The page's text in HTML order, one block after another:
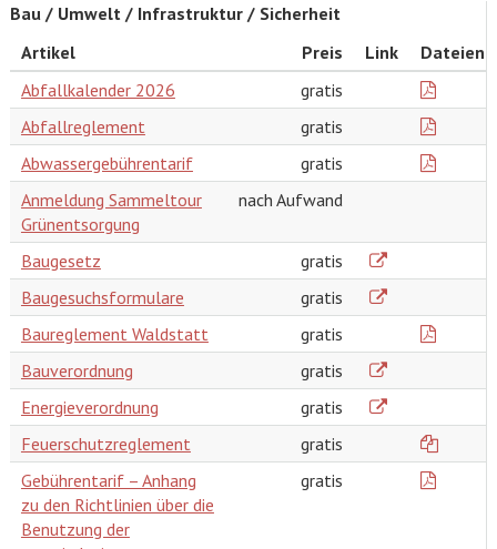
Bau / Umwelt / Infrastruktur / Sicherheit
Artikel
Preis Link
Dateien
Abfallkalender 2026
gratis
Abfallreglement
gratis
Abwassergebührentarif
gratis
Anmeldung Sammeltour
Grünentsorgung
nach Aufwand
Baugesetz
gratis
Baugesuchsformulare
gratis
Baureglement Waldstatt
gratis
Bauverordnung
gratis
Energieverordnung
gratis
Feuerschutzreglement
gratis
Gebührentarif – Anhang
zu den Richtlinien über die
Benutzung der
gratis